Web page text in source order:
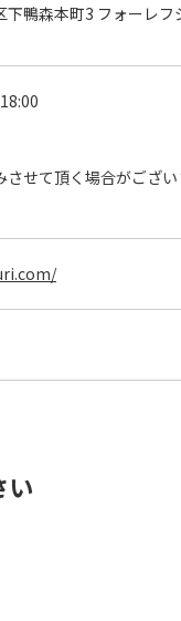
下鴨森本町3 フォーレフ
せて頂く場合がござ
い